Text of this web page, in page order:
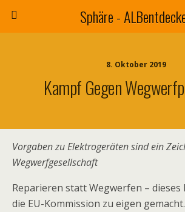
Sphäre -
8. Oktober 2019
Kampf Gegen
Vorgaben zu Elektrogeräten sind ein
Wegwerfgesellschaft
Reparieren statt Wegwerfen – dieses
die EU-Kommission zu eigen